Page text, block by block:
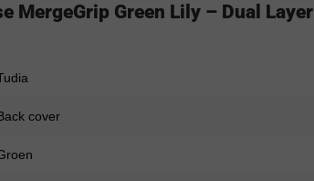
MergeGrip Green Lily – Dual Layer
cover